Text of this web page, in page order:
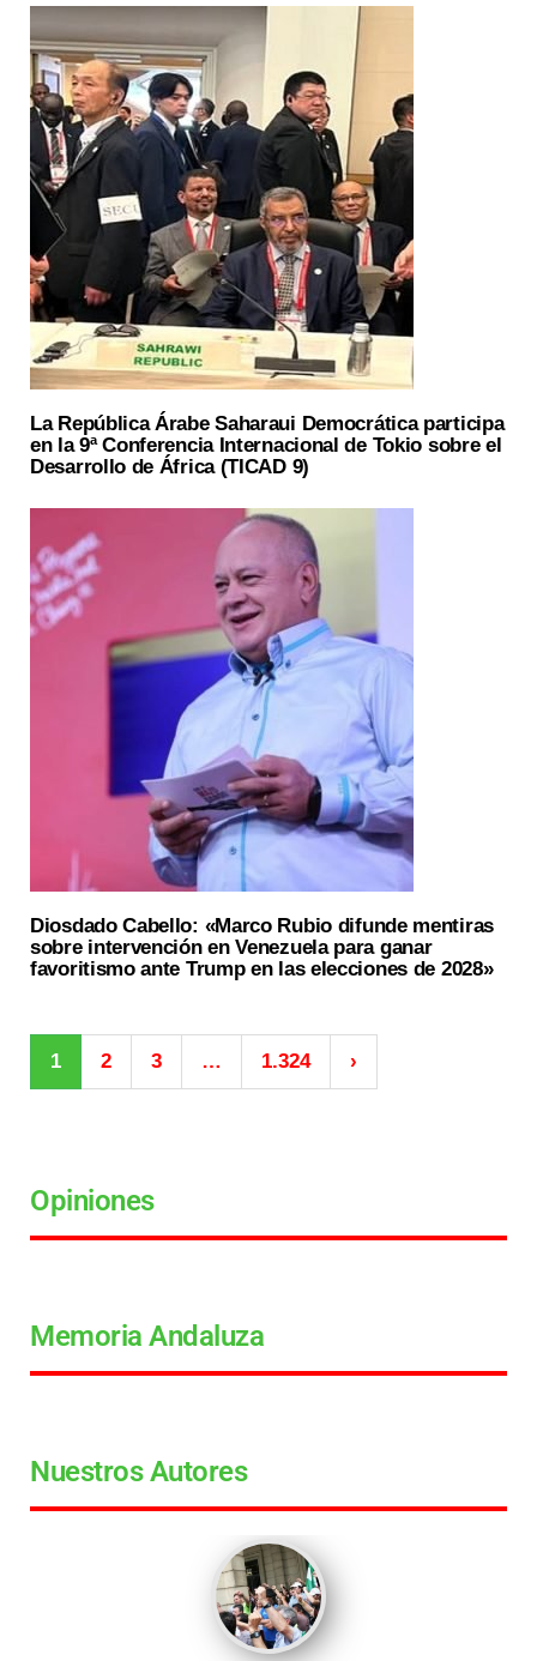
La República Árabe Saharaui Democrática participa
en la 9ª Conferencia Internacional de Tokio sobre el
Desarrollo de África (TICAD 9)
Diosdado Cabello: «Marco Rubio difunde mentiras
sobre intervención en Venezuela para ganar
favoritismo ante Trump en las elecciones de 2028»
1 2 3 … 1.324 ›
Opiniones
Memoria Andaluza
Nuestros Autores